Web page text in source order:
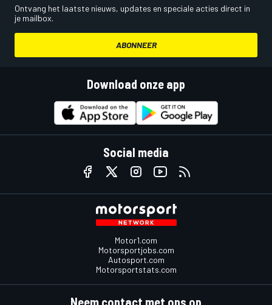
Ontvang het laatste nieuws, updates en speciale acties direct in
je mailbox.
ABONNEER
Download onze app
Social media
Motor1.com
Motorsportjobs.com
Autosport.com
Motorsportstats.com
Neem contact met ons op